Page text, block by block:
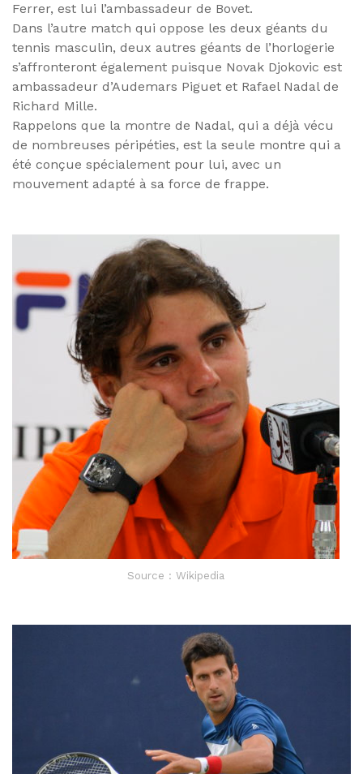
Ferrer, est lui l’ambassadeur de Bovet.
Dans l’autre match qui oppose les deux géants du
tennis masculin, deux autres géants de l’horlogerie
s’affronteront également puisque Novak Djokovic est
ambassadeur d’Audemars Piguet et Rafael Nadal de
Richard Mille.
Rappelons que la montre de Nadal, qui a déjà vécu
de nombreuses péripéties, est la seule montre qui a
été conçue spécialement pour lui, avec un
mouvement adapté à sa force de frappe.
Source : Wikipedia